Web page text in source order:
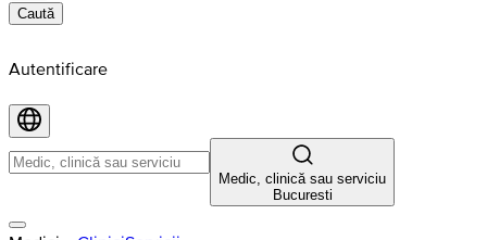
Caută
Autentificare
Medic, clinică sau serviciu
Bucuresti